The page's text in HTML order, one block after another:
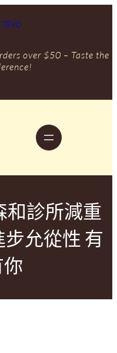
over $50 – Taste the
和診所減重
允從性 有